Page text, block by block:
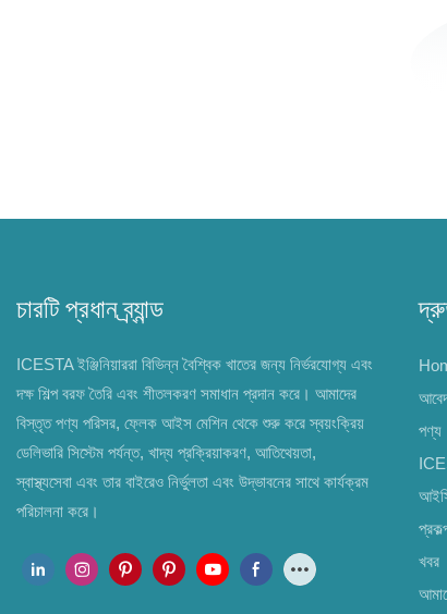
চারটি প্রধান ব্র্যান্ড
ICESTA ইঞ্জিনিয়াররা বিভিন্ন বৈশ্বিক খাতের জন্য নির্ভরযোগ্য এবং
দক্ষ শিল্প বরফ তৈরি এবং শীতলকরণ সমাধান প্রদান করে। আমাদের
বিস্তৃত পণ্য পরিসর, ফ্লেক আইস মেশিন থেকে শুরু করে স্বয়ংক্রিয়
ডেলিভারি সিস্টেম পর্যন্ত, খাদ্য প্রক্রিয়াকরণ, আতিথেয়তা,
স্বাস্থ্যসেবা এবং তার বাইরেও নির্ভুলতা এবং উদ্ভাবনের সাথে কার্যক্রম
পরিচালনা করে।
পণ্য
খবর